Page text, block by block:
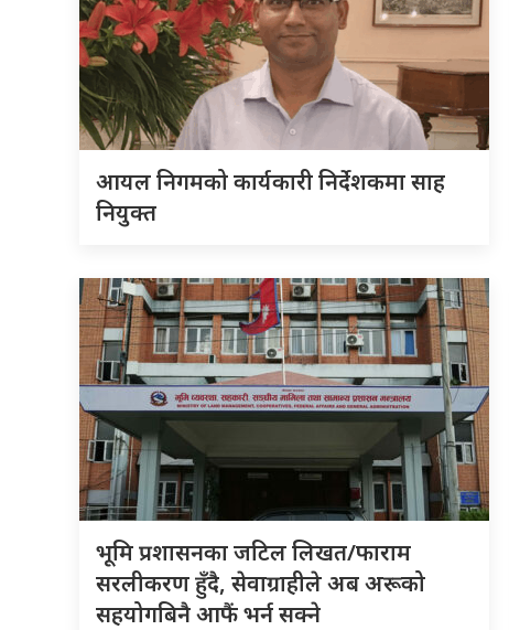
आयल निगमको कार्यकारी निर्देशकमा साह
नियुक्त
भूमि प्रशासनका जटिल लिखत/फाराम
सरलीकरण हुँदै, सेवाग्राहीले अब अरूको
सहयोगबिनै आफैं भर्न सक्ने